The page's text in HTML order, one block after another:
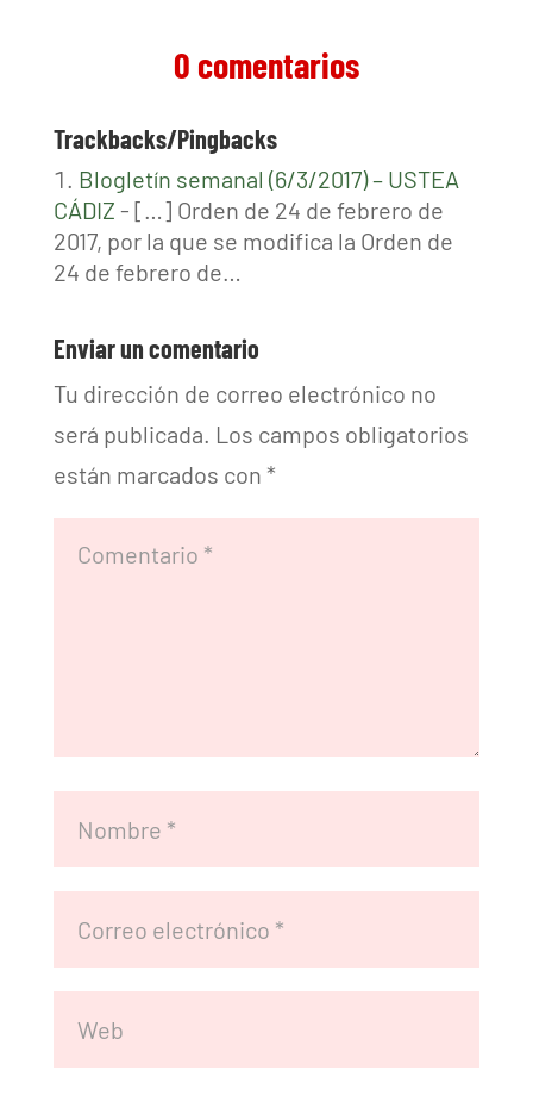
0 comentarios
Trackbacks/Pingbacks
Blogletín semanal (6/3/2017) – USTEA
CÁDIZ - […] Orden de 24 de febrero de
2017, por la que se modifica la Orden de
24 de febrero de…
Enviar un comentario
Tu dirección de correo electrónico no
será publicada. Los campos obligatorios
están marcados con *